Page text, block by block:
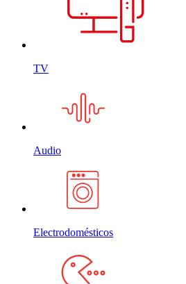
TV
Audio
Electrodomésticos